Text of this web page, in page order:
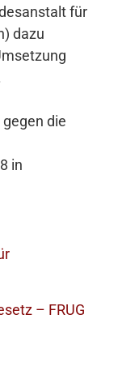
für
dazu
die
in
– FRUG